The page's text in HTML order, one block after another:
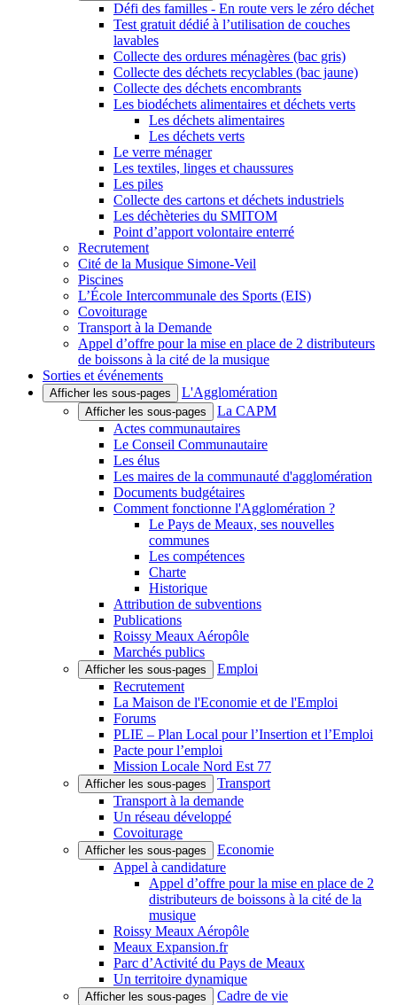
Défi des familles - En route vers le zéro déchet
Test gratuit dédié à l’utilisation de couches
lavables
Collecte des ordures ménagères (bac gris)
Collecte des déchets recyclables (bac jaune)
Collecte des déchets encombrants
Les biodéchets alimentaires et déchets verts
Les déchets alimentaires
Les déchets verts
Le verre ménager
Les textiles, linges et chaussures
Les piles
Collecte des cartons et déchets industriels
Les déchèteries du SMITOM
Point d’apport volontaire enterré
Recrutement
Cité de la Musique Simone-Veil
Piscines
L’École Intercommunale des Sports (EIS)
Covoiturage
Transport à la Demande
Appel d’offre pour la mise en place de 2 distributeurs
de boissons à la cité de la musique
Sorties et événements
Afficher les sous-pages L'Agglomération
Afficher les sous-pages
La CAPM
Actes communautaires
Le Conseil Communautaire
Les élus
Les maires de la communauté d'agglomération
Documents budgétaires
Comment fonctionne l'Agglomération ?
Le Pays de Meaux, ses nouvelles
communes
Les compétences
Charte
Historique
Attribution de subventions
Publications
Roissy Meaux Aéropôle
Marchés publics
Afficher les sous-pages
Emploi
Recrutement
La Maison de l'Economie et de l'Emploi
Forums
PLIE – Plan Local pour l’Insertion et l’Emploi
Pacte pour l’emploi
Mission Locale Nord Est 77
Afficher les sous-pages
Transport
Transport à la demande
Un réseau développé
Covoiturage
Afficher les sous-pages
Economie
Appel à candidature
Appel d’offre pour la mise en place de 2
distributeurs de boissons à la cité de la
musique
Roissy Meaux Aéropôle
Meaux Expansion.fr
Parc d’Activité du Pays de Meaux
Un territoire dynamique
Afficher les sous-pages
Cadre de vie